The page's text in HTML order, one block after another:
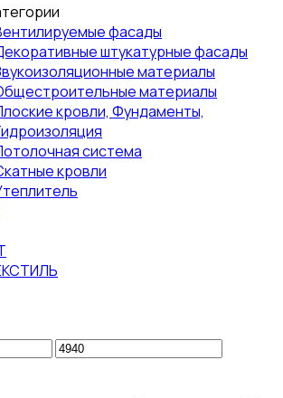
фасады
штукатурные фасады
материалы
материалы
кровли, Фундаменты,
система
кровли
Максимальная